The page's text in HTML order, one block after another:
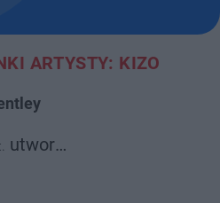
ARTYSTY: KIZO
utwor